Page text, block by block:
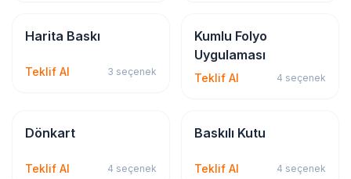
Dijital & Geniş Format
Harita Baskı
Teklif Al 3 seçenek
Sticker & Etiket
Kumlu Folyo
Uygulaması
Teklif Al 4 seçenek
Kırtasiye & Matbu
Dönkart
Teklif Al 4 seçenek
Kırtasiye & Matbu
Baskılı Kutu
Teklif Al 4 seçenek